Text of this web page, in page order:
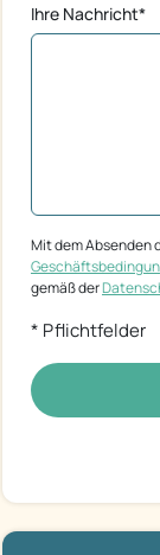
Ihre Nachricht*
Mit dem Absenden
gemäß der
* Pflichtfelder